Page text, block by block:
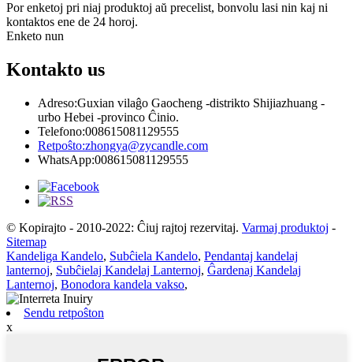
Por enketoj pri niaj produktoj aŭ precelist, bonvolu lasi nin kaj ni
kontaktos ene de 24 horoj.
Enketo nun
Kontakto us
Adreso:Guxian vilaĝo Gaocheng -distrikto Shijiazhuang -
urbo Hebei -provinco Ĉinio.
Telefono:008615081129555
Retpoŝto:zhongya@zycandle.com
WhatsApp:008615081129555
© Kopirajto - 2010-2022: Ĉiuj rajtoj rezervitaj. Varmaj produktoj -
Sitemap
Kandeliga Kandelo, Subĉiela Kandelo, Pendantaj kandelaj
lanternoj, Subĉielaj Kandelaj Lanternoj, Ĝardenaj Kandelaj
Lanternoj, Bonodora kandela vakso,
Sendu retpoŝton
x